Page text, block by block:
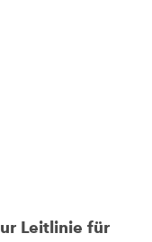
Leitlinie für